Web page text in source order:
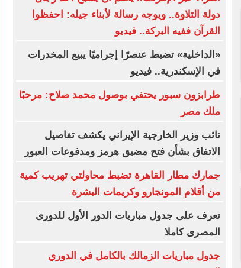
دولة التلاوة.. ويوجه رسالة لأبناء جيله: احفظوا
القرآن ففيه البركة.. فيديو
«الداخلية» تضبط عنصرًا إجراميًا يبيع المخدرات
في الإسكندرية.. فيديو
طرابزون سبور يحتفي بوصول محمد صلاح: مرحبًا
ملك مصر
نائب وزير الخارجية الإيراني يكشف تفاصيل
الاتفاق بشأن فتح مضيق هرمز ومدفوعات العبور
جمارك مطار القاهرة تضبط محاولتي تهريب كمية
من أقلام المونجارو وكريمات البشرة
تعرف على جدول مباريات الدور الأول للدورى
المصرى كاملا
جدول مباريات الزمالك بالكامل في الدوري